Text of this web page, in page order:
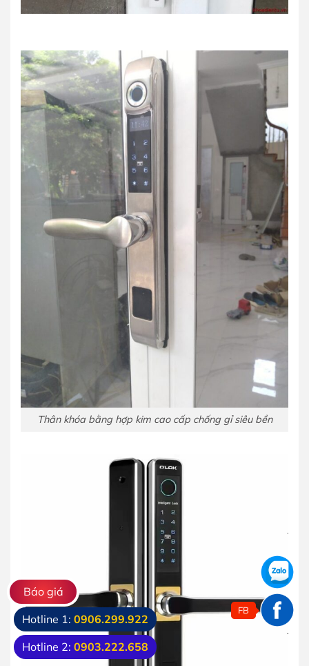
Thân khóa bằng hợp kim cao cấp chống gỉ siêu bền
Báo giá
Hotline 1: 0906.299.922
Hotline 2: 0903.222.658
FB